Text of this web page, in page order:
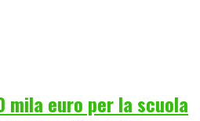
mila euro per la scuola